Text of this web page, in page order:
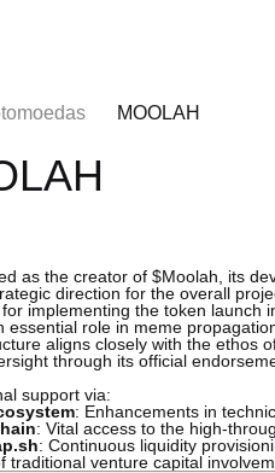
MOOLAH
as the creator of $Moolah, its
direction for the overall
implementing the token launch
essential role in meme
aligns closely with the ethos
through its official
support via:
: Enhancements in
: Vital access to the high-
: Continuous liquidity
traditional venture capital